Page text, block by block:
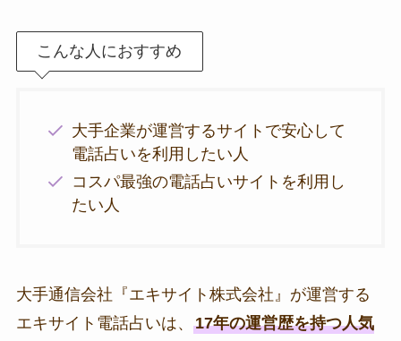
こんな人におすすめ
大手企業が運営するサイトで安心して
電話占いを利用したい人
コスパ最強の電話占いサイトを利用し
たい人
大手通信会社『エキサイト株式会社』が運営する
エキサイト電話占いは、 17年の運営歴を持つ人気